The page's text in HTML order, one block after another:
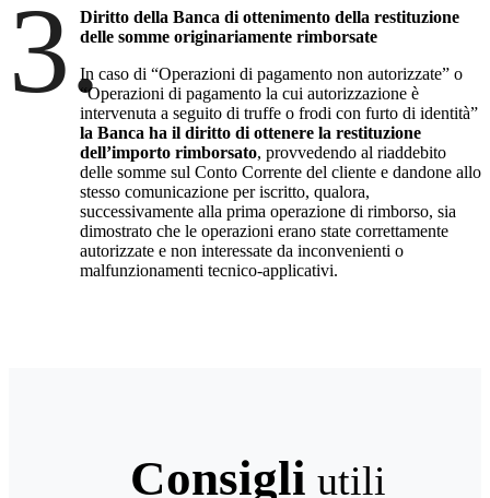
3.Diritto della Banca di ottenimento della restituzione
delle somme originariamente rimborsate
In caso di “Operazioni di pagamento non autorizzate” o
“Operazioni di pagamento la cui autorizzazione è
intervenuta a seguito di truffe o frodi con furto di identità”
la Banca ha il diritto di ottenere la restituzione
dell’importo rimborsato, provvedendo al riaddebito
delle somme sul Conto Corrente del cliente e dandone allo
stesso comunicazione per iscritto, qualora,
successivamente alla prima operazione di rimborso, sia
dimostrato che le operazioni erano state correttamente
autorizzate e non interessate da inconvenienti o
malfunzionamenti tecnico-applicativi.
Consigli utili